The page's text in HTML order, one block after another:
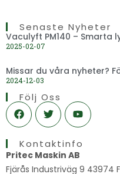
Senaste Nyheter
Vaculyft PM140 –
2025-02-07
Missar du våra nyheter?
2024-12-03
Följ Oss
F
a
c
b
o
o
T
w
i
t
e
r
Y
o
u
u
b
e
Kontaktinfo
Pritec Maskin AB
Fjärås Industriväg 9 43974